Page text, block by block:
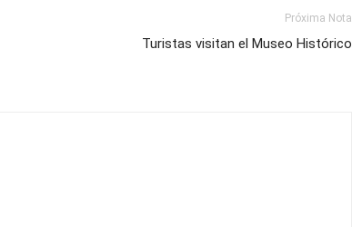
Próxima Nota
Turistas visitan el Museo Histórico